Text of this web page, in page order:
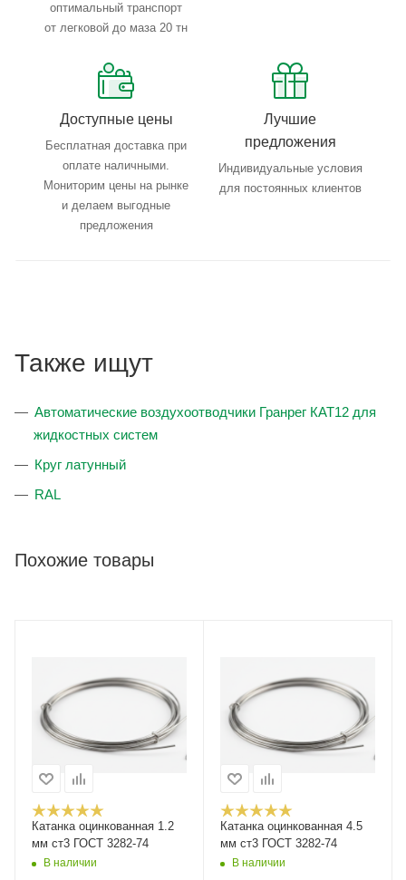
оптимальный транспорт
от легковой до маза 20 тн
Доступные цены
Бесплатная доставка при
оплате наличными.
Мониторим цены на рынке
и делаем выгодные
предложения
Лучшие
предложения
Индивидуальные условия
для постоянных клиентов
Также ищут
Автоматические воздухоотводчики Гранрег КАТ12 для
жидкостных систем
Круг латунный
RAL
Похожие товары
Катанка оцинкованная 1.2
мм ст3 ГОСТ 3282-74
В наличии
Катанка оцинкованная 4.5
мм ст3 ГОСТ 3282-74
В наличии